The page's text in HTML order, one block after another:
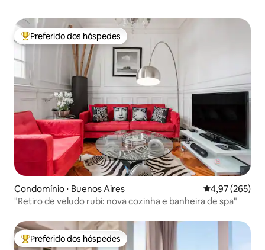
Entre os melhores preferidos dos hóspedes
Preferido dos hóspedes
Condomínio ⋅ Buenos Aires 4,97 de uma
4,97 (265)
"Retiro de veludo rubi: nova cozinha e banheira de spa"
Entre os melhores preferidos dos hóspedes
Preferido dos hóspedes